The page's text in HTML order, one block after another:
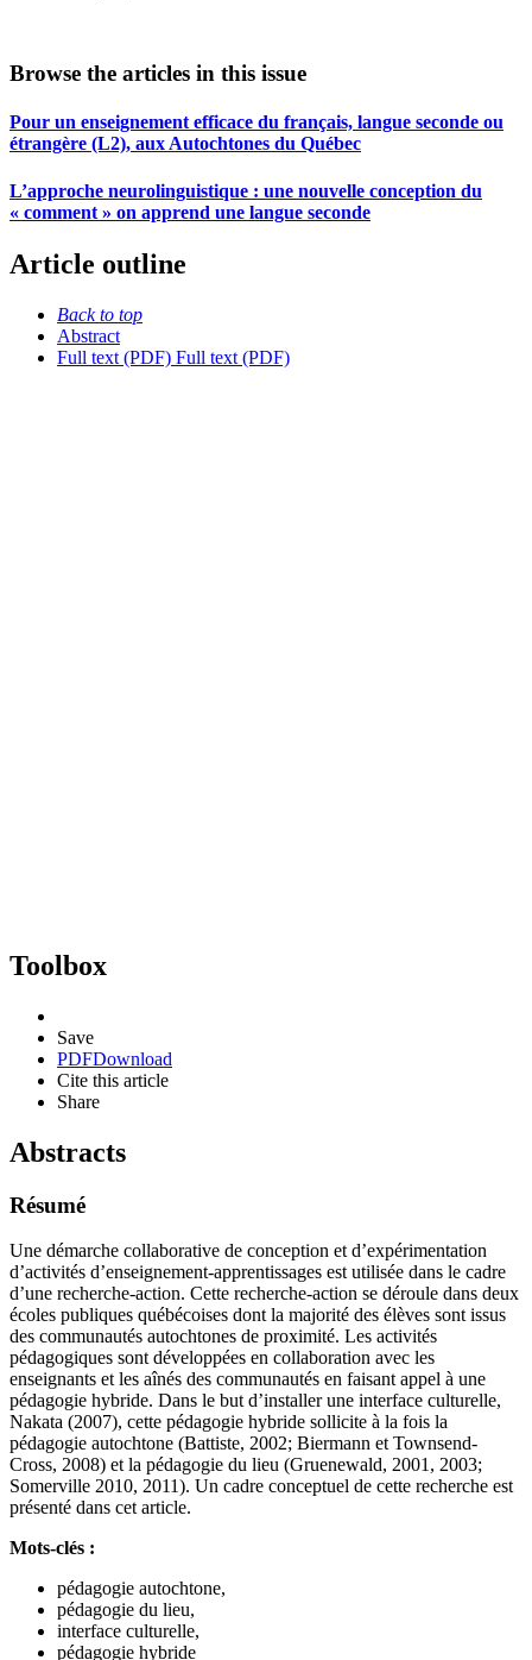
Browse the articles in this issue
Pour un enseignement efficace du français, langue seconde ou
étrangère (L2), aux Autochtones du Québec
L’approche neurolinguistique : une nouvelle conception du
« comment » on apprend une langue seconde
Article outline
Back to top
Abstract
Full text (PDF) Full text (PDF)
Toolbox
Save
PDFDownload
Cite this article
Share
Abstracts
Résumé
Une démarche collaborative de conception et d’expérimentation
d’activités d’enseignement-apprentissages est utilisée dans le cadre
d’une recherche-action. Cette recherche-action se déroule dans deux
écoles publiques québécoises dont la majorité des élèves sont issus
des communautés autochtones de proximité. Les activités
pédagogiques sont développées en collaboration avec les
enseignants et les aînés des communautés en faisant appel à une
pédagogie hybride. Dans le but d’installer une interface culturelle,
Nakata (2007), cette pédagogie hybride sollicite à la fois la
pédagogie autochtone (Battiste, 2002; Biermann et Townsend-
Cross, 2008) et la pédagogie du lieu (Gruenewald, 2001, 2003;
Somerville 2010, 2011). Un cadre conceptuel de cette recherche est
présenté dans cet article.
Mots-clés :
pédagogie autochtone,
pédagogie du lieu,
interface culturelle,
pédagogie hybride